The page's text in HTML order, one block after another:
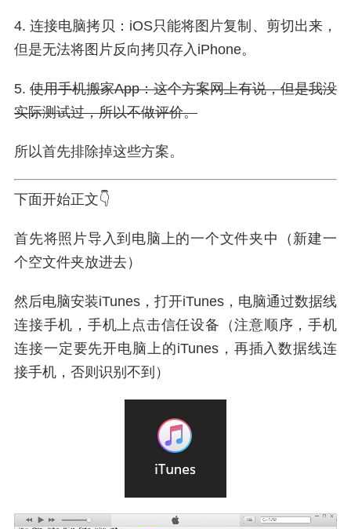
4. 连接电脑拷贝：iOS只能将图片复制、剪切出来，
但是无法将图片反向拷贝存入iPhone。
5. 使用手机搬家App：这个方案网上有说，但是我没
实际测试过，所以不做评价。
所以首先排除掉这些方案。
下面开始正文👇
首先将照片导入到电脑上的一个文件夹中（新建一
个空文件夹放进去）
然后电脑安装iTunes，打开iTunes，电脑通过数据线
连接手机，手机上点击信任设备（注意顺序，手机
连接一定要先开电脑上的iTunes，再插入数据线连
接手机，否则识别不到）